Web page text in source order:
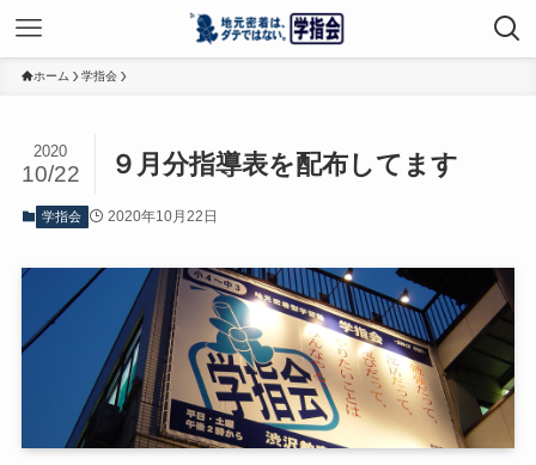
ホーム 学指会
９月分指導表を配布してます
2020
10/22
学指会 2020年10月22日